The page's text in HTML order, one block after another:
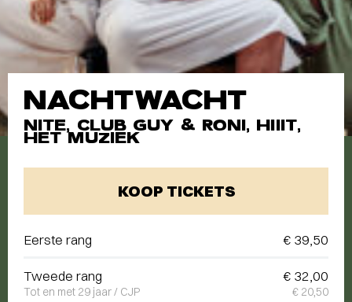
NACHTWACHT
NITE, CLUB GUY & RONI, HIIIT,
HET MUZIEK
KOOP TICKETS
Eerste rang € 39,50
Tweede rang € 32,00
Tot en met 29 jaar / CJP € 20,50